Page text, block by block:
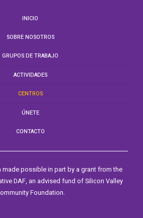
INICIO
SOBRE NOSOTROS
GRUPOS DE TRABAJO
ACTIVIDADES
CENTROS
ÚNETE
CONTACTO
made possible in part by a grant from the
DAF, an advised fund of Silicon Valley
Foundation.